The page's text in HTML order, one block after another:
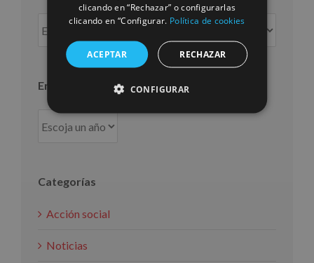
Entradas
por
Entradas por año
Categorías
Acción social
Noticias
clicando en “Rechazar” o configurarlas
clicando en “Configurar. Política de cookies
ACEPTAR RECHAZAR
CONFIGURAR